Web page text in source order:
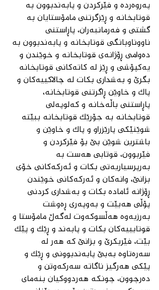
پەروەردە و فێركردن و پابەندبوون بە
قوتابخانە و ڕێزگرتنی مامۆستایان بە
گشتی و فەرمانبەران، پاڕاستنی
ناووناوبانگی قوتابخانە و پابەندبوون بە
دەوامی ڕۆژانەی قوتابخانە و خوێندن و
یەكپۆشی و ڕێز لە كاتەكانی قوتابخانە
بگرێ و بەشداری بكات لە چالاكییەكان و
پاك و خاوێن ڕاگرتنی قوتابخانە،
پاڕاستنی باڵەخانە و كەلوپەلی
قوتابخانە بە جۆرێك قوتابخانە ببێتە
شوێنێكی پارێزراو و پاك و خاوێن و
باشترین شوێن بێ بۆ فێركردن و
فێربوون، قوتابی هەست بە
بەرپرسیاریەتی بكات و ئەركەكانی خۆی
بزانێ‌، وانەكان و ئەركەكانی خوێندن
ڕۆژانە ئامادە بكات و بەشداری كردنی
پۆڵی هەبێت و بەوپەری ڕەوشت
بەرزیەوە هەڵسوكەوت لەگەڵ مامۆستا و
قوتابییەكان بكات و پابەند و ڕێك و پێك
بێت، فێربكرێ و بزانێ‌ كە هەر لە
سەرەتاوە بەبێ پابەندبوونی و ڕێك و
پێكی هەرگیز ناگاتە سەركەوتن و
دەرچوون، چونكە هەردووكیان بنەمای